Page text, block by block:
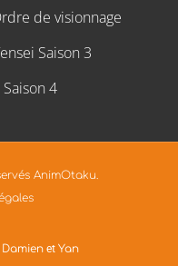
de visionnage
Saison 3
4
AnimOtaku.
Damienet Yan